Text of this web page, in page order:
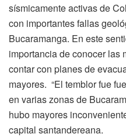
sísmicamente activas de
con importantes fallas
Bucaramanga. En este
importancia de conocer las
contar con planes de
mayores. “El temblor fue
en varias zonas de
hubo mayores
capital santandereana.